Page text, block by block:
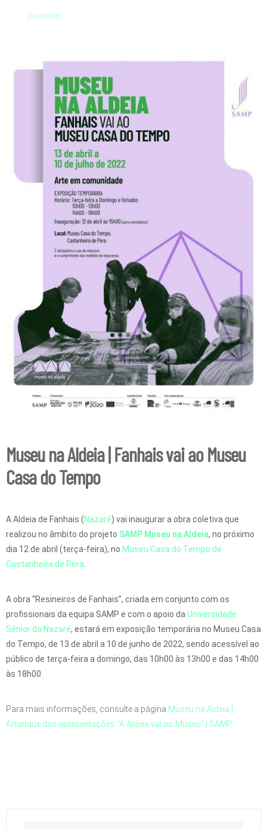
244 801 685
Museu na Aldeia | Fanhais vai ao Museu
Casa do Tempo
A Aldeia de Fanhais (Nazaré) vai inaugurar a obra coletiva que
realizou no âmbito do projeto SAMP Museu na Aldeia, no próximo
dia 12 de abril (terça-feira), no Museu Casa do Tempo de
Castanheira de Pera.
A obra “Resineiros de Fanhais”, criada em conjunto com os
profissionais da equipa SAMP e com o apoio daUniversidade
Sénior da Nazaré, estará em exposição temporária no Museu Casa
do Tempo, de 13 de abril a 10 de junho de 2022, sendo acessível ao
público de terça-feira a domingo, das 10h00 às 13h00 e das 14h00
às 18h00.
Para mais informações, consulte a página Museu na Aldeia |
Arranque das apresentações “A Aldeia vai ao Museu” | SAMP.